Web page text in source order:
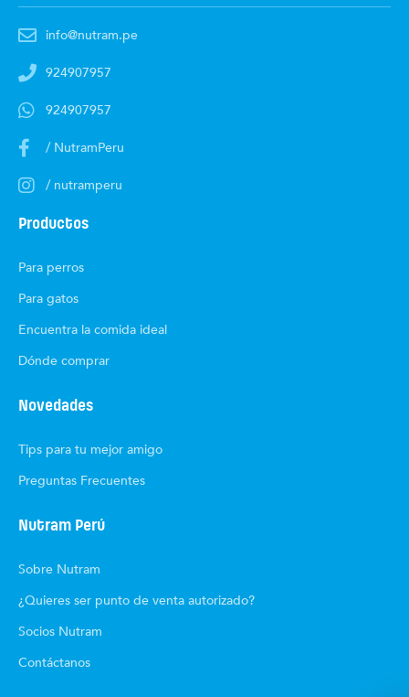
info@nutram.pe
924907957
924907957
/ NutramPeru
/ nutramperu
Productos
Para perros
Para gatos
Encuentra la comida ideal
Dónde comprar
Novedades
Tips para tu mejor amigo
Preguntas Frecuentes
Nutram Perú
Sobre Nutram
¿Quieres ser punto de venta autorizado?
Socios Nutram
Contáctanos